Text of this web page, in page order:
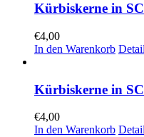
Kürbiskerne in
€4,00
In den Warenkorb
Kürbiskerne in
€4,00
In den Warenkorb